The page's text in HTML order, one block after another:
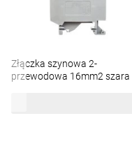
Złączka szynowa 2-
przewodowa 16mm2 szara